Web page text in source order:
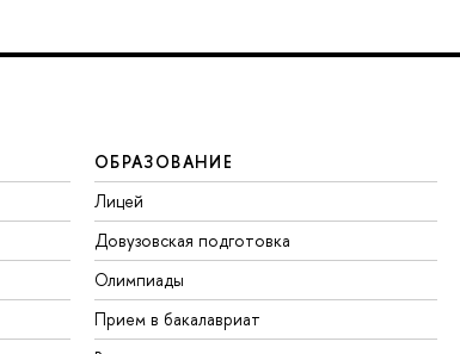
ОБРАЗОВАНИЕ
Лицей
Довузовская подготовка
Олимпиады
Прием в бакалавриат